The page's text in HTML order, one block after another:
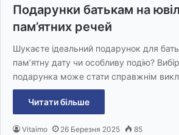
Подарунки батькам на
пам’ятних речей
Шукаєте ідеальний подарунок для
пам’ятну дату чи особливу подію?
подарунка може стати справжнім
Читати більше
Vitaimo 26 Березня 2025 85